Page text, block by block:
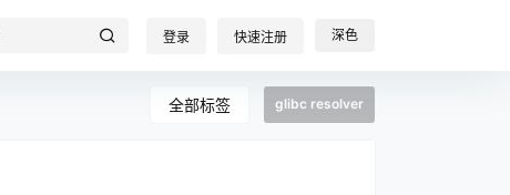
登录 快速注册 深色
全部标签 glibc resolver